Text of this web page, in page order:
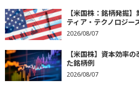
【米国株：銘柄発掘
ティア・テクノロジー
2026/08/07
【米国株】資本効率
た銘柄例
2026/08/07